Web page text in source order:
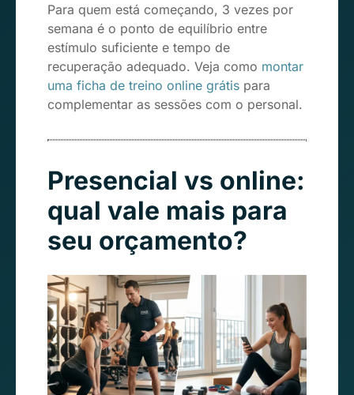
Para quem está começando, 3 vezes por
semana é o ponto de equilíbrio entre
estímulo suficiente e tempo de
recuperação adequado. Veja como montar
uma ficha de treino online grátis para
complementar as sessões com o personal.
Presencial vs online:
qual vale mais para
seu orçamento?